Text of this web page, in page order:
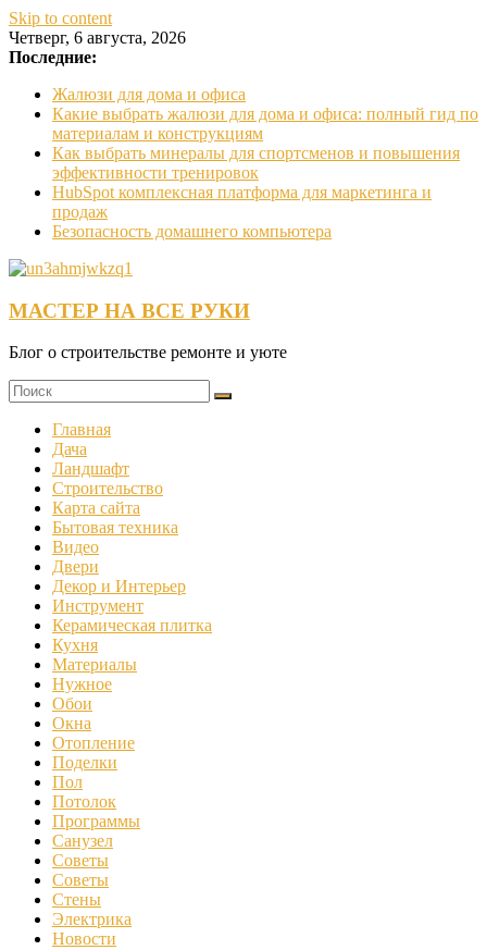
Skip to content
Четверг, 6 августа, 2026
Последние:
Жалюзи для дома и офиса
Какие выбрать жалюзи для дома и офиса: полный гид по
материалам и конструкциям
Как выбрать минералы для спортсменов и повышения
эффективности тренировок
HubSpot комплексная платформа для маркетинга и
продаж
Безопасность домашнего компьютера
МАСТЕР НА ВСЕ РУКИ
Блог о строительстве ремонте и уюте
Главная
Дача
Ландшафт
Строительство
Карта сайта
Бытовая техника
Видео
Двери
Декор и Интерьер
Инструмент
Керамическая плитка
Кухня
Материалы
Нужное
Обои
Окна
Отопление
Поделки
Пол
Потолок
Программы
Санузел
Советы
Советы
Стены
Электрика
Новости